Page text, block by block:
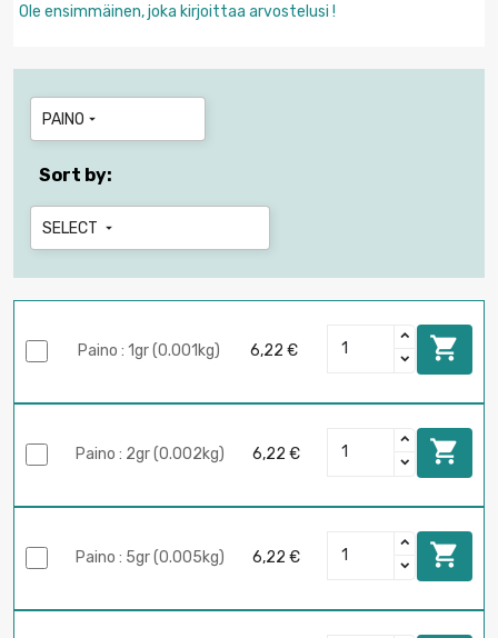
Ole ensimmäinen, joka kirjoittaa arvostelusi !
PAINO 
Sort by:
SELECT 
Paino : 1gr (0.001kg) 6,22 € 
Paino : 2gr (0.002kg) 6,22 € 
Paino : 5gr (0.005kg) 6,22 € 